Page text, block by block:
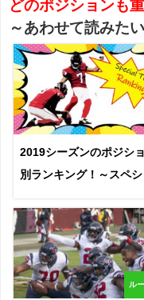
どのポジションも
～あわせて読みた
2019シーズンのポジシ
別ランキング！～スペシ
ル